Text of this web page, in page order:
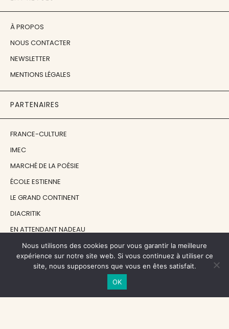
À PROPOS
NOUS CONTACTER
NEWSLETTER
MENTIONS LÉGALES
PARTENAIRES
FRANCE-CULTURE
IMEC
MARCHÉ DE LA POÉSIE
ÉCOLE ESTIENNE
LE GRAND CONTINENT
DIACRITIK
EN ATTENDANT NADEAU
NOS SOUTIENS
Nous utilisons des cookies pour vous garantir la meilleure
expérience sur notre site web. Si vous continuez à utiliser ce
site, nous supposerons que vous en êtes satisfait.
OK